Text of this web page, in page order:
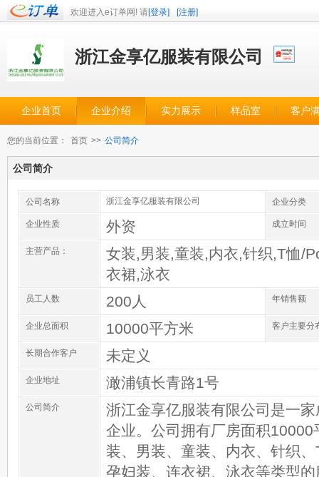
欢迎进入e订单网! 请[登录] [注册]
浙江金享亿服装有限公司
企业首页 企业介绍 实力展示 样品室 客户
您的当前位置： 首页 >> 公司简介
公司简介
公司名称 浙江金享亿服装有限公司 企业分类
企业性质 外资 成立时间
主营产品：
女装,男装,童装,内衣,针织,T恤/
衣裙,泳衣
员工人数 200人 年销售额
企业总面积 10000平方米 客户主要分
长期合作客户 未定义
企业地址 澉浦镇长青路1号
公司简介
浙江金享亿服装有限公司是一
企业。公司拥有厂房面积
装、男装、童装、内衣、针织
孕妇装、连衣裙、泳衣等类型